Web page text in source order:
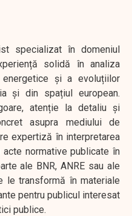
specializat în domeniul
solidă în analiza
și a evoluțiilor
și din spațiul european.
atenție la detaliu și
asupra mediului de
expertiză în interpretarea
normative publicate în
ale BNR, ANRE sau ale
le transformă în materiale
pentru publicul interesat
publice.